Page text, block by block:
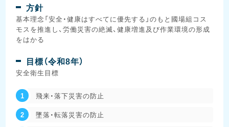
方針
基本理念「安全・健康はすべてに優先する」のもと國場組コス
モスを推進し、労働災害の絶滅、健康増進及び作業環境の形成
をはかる
目標（令和8年）
安全衛生目標
飛来・落下災害の防止
墜落・転落災害の防止